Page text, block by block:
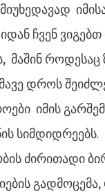
ჩვენ
მაშინ
დროს
იმის
სიმდიდრეებს.
ძირითადი
გადმოცემა,